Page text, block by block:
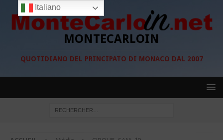
MONTECARLOIN
QUOTIDIANO DEL PRINCIPATO DI MONACO DAL 2007
Italiano